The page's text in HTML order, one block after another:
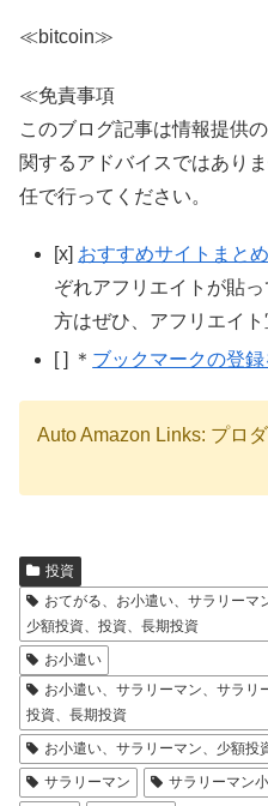
≪bitcoin≫
≪免責事項
このブログ記事は情報提供
関するアドバイスではあり
任で行ってください。
[x] おすすめサイトまとめ
ぞれアフリエイトが貼
方はぜひ、アフリエイト
[ ] ＊ ブックマークの登録
Auto Amazon Links: プロ
投資
おてがる、お小遣い、サラリーマ
少額投資、投資、長期投資
お小遣い
お小遣い、サラリーマン、サラリ
投資、長期投資
お小遣い、サラリーマン、少額投
サラリーマン
サラリーマン